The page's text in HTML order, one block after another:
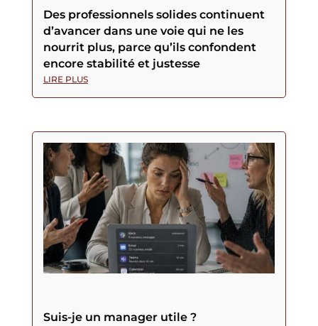
Des professionnels solides continuent
d’avancer dans une voie qui ne les
nourrit plus, parce qu’ils confondent
encore stabilité et justesse
LIRE PLUS
Suis-je un manager utile ?